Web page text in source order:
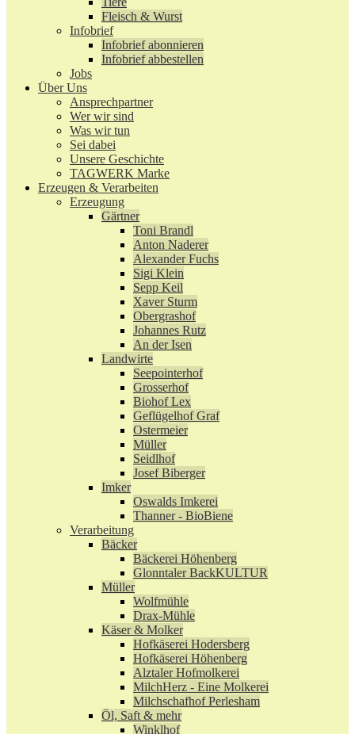
Fleisch & Wurst
Infobrief
Infobrief abonnieren
Infobrief abbestellen
Jobs
Über Uns
Ansprechpartner
Wer wir sind
Was wir tun
Sei dabei
Unsere Geschichte
TAGWERK Marke
Erzeugen & Verarbeiten
Erzeugung
Gärtner
Toni Brandl
Anton Naderer
Alexander Fuchs
Sigi Klein
Sepp Keil
Xaver Sturm
Obergrashof
Johannes Rutz
An der Isen
Landwirte
Seepointerhof
Grosserhof
Biohof Lex
Geflügelhof Graf
Ostermeier
Müller
Seidlhof
Josef Biberger
Imker
Oswalds Imkerei
Thanner - BioBiene
Verarbeitung
Bäcker
Bäckerei Höhenberg
Glonntaler BackKULTUR
Müller
Wolfmühle
Drax-Mühle
Käser & Molker
Hofkäserei Hodersberg
Hofkäserei Höhenberg
Alztaler Hofmolkerei
MilchHerz - Eine Molkerei
Milchschafhof Perlesham
Öl, Saft & mehr
Winklhof